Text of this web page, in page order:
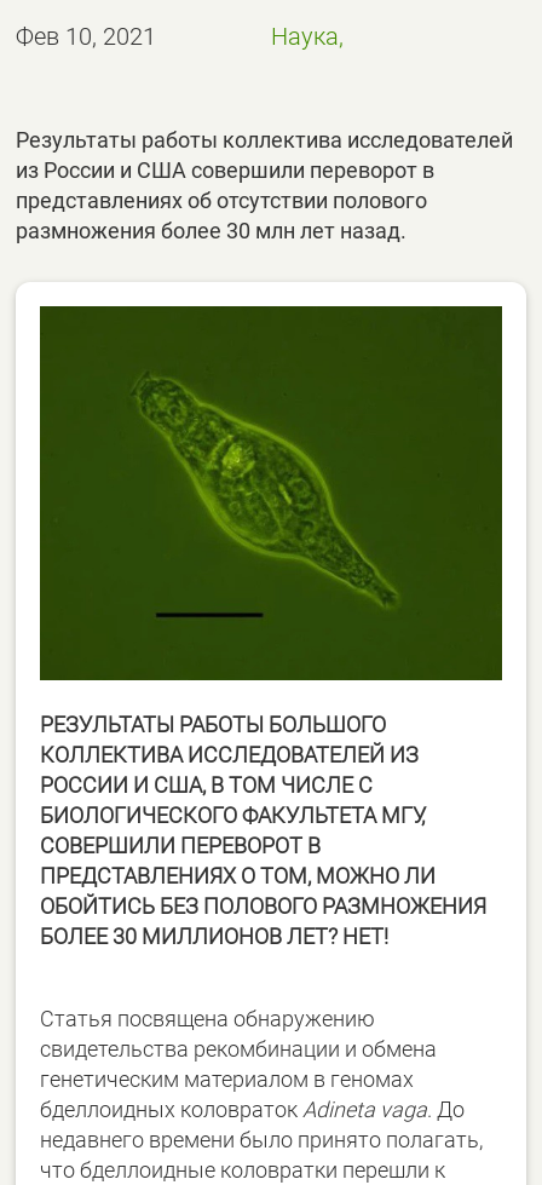
Фев 10, 2021 Наука,
Результаты работы коллектива исследователей
из России и США совершили переворот в
представлениях об отсутствии полового
размножения более 30 млн лет назад.
РЕЗУЛЬТАТЫ РАБОТЫ БОЛЬШОГО
КОЛЛЕКТИВА ИССЛЕДОВАТЕЛЕЙ ИЗ
РОССИИ И США, В ТОМ ЧИСЛЕ С
БИОЛОГИЧЕСКОГО ФАКУЛЬТЕТА МГУ,
СОВЕРШИЛИ ПЕРЕВОРОТ В
ПРЕДСТАВЛЕНИЯХ О ТОМ, МОЖНО ЛИ
ОБОЙТИСЬ БЕЗ ПОЛОВОГО РАЗМНОЖЕНИЯ
БОЛЕЕ 30 МИЛЛИОНОВ ЛЕТ? НЕТ!
Статья посвящена обнаружению
свидетельства рекомбинации и обмена
генетическим материалом в геномах
бделлоидных коловраток Adineta vaga. До
недавнего времени было принято полагать,
что бделлоидные коловратки перешли к